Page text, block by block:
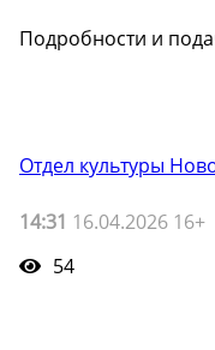
Подробности и
Отдел культуры
14:31 16.04.2026 16+
54